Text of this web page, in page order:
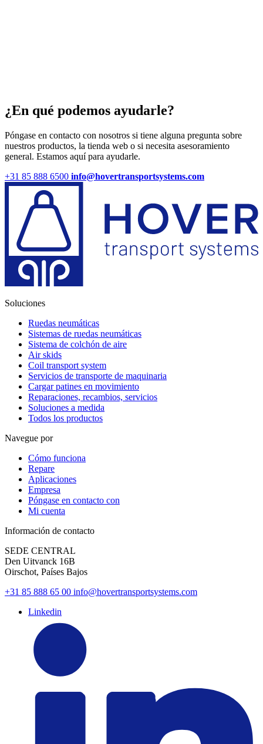
¿En qué podemos ayudarle?
Póngase en contacto con nosotros si tiene alguna pregunta sobre
nuestros productos, la tienda web o si necesita asesoramiento
general. Estamos aquí para ayudarle.
+31 85 888 6500 info@hovertransportsystems.com
Soluciones
Ruedas neumáticas
Sistemas de ruedas neumáticas
Sistema de colchón de aire
Air skids
Coil transport system
Servicios de transporte de maquinaria
Cargar patines en movimiento
Reparaciones, recambios, servicios
Soluciones a medida
Todos los productos
Navegue por
Cómo funciona
Repare
Aplicaciones
Empresa
Póngase en contacto con
Mi cuenta
Información de contacto
SEDE CENTRAL
Den Uitvanck 16B
Oirschot, Países Bajos
+31 85 888 65 00 info@hovertransportsystems.com
Linkedin